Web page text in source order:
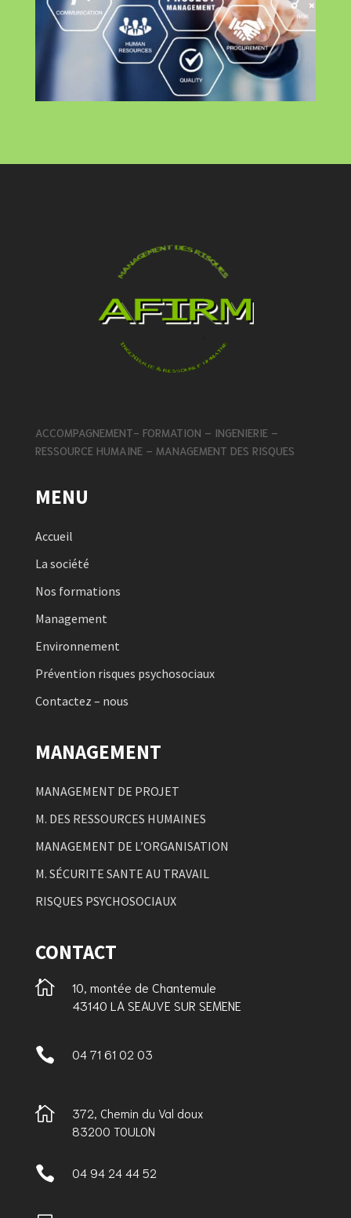
ACCOMPAGNEMENT- FORMATION – INGENIERIE –
RESSOURCE HUMAINE – MANAGEMENT DES RISQUES
MENU
Accueil
La société
Nos formations
Management
Environnement
Prévention risques psychosociaux
Contactez – nous
MANAGEMENT
MANAGEMENT DE PROJET
M. DES RESSOURCES HUMAINES
MANAGEMENT DE L’ORGANISATION
M. SÉCURITE SANTE AU TRAVAIL
RISQUES PSYCHOSOCIAUX
CONTACT

10, montée de Chantemule
43140 LA SEAUVE SUR SEMENE
 04 71 61 02 03

372, Chemin du Val doux
83200 TOULON
 04 94 24 44 52